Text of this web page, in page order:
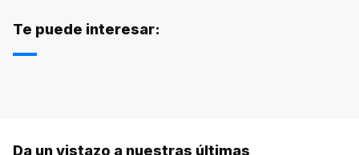
Te puede interesar:
Da un vistazo a nuestras últimas